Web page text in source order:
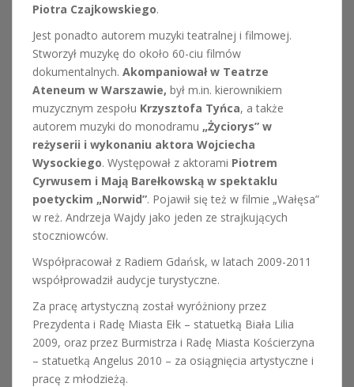
Piotra Czajkowskiego.
Jest ponadto autorem muzyki teatralnej i filmowej.
Stworzył muzykę do około 60-ciu filmów
dokumentalnych. Akompaniował w Teatrze
Ateneum w Warszawie, był m.in. kierownikiem
muzycznym zespołu Krzysztofa Tyńca, a także
autorem muzyki do monodramu „Życiorys” w
reżyserii i wykonaniu aktora Wojciecha
Wysockiego. Występował z aktorami Piotrem
Cyrwusem i Mają Barełkowską w spektaklu
poetyckim „Norwid”. Pojawił się też w filmie „Wałęsa”
w reż. Andrzeja Wajdy jako jeden ze strajkujących
stoczniowców.
Współpracował z Radiem Gdańsk, w latach 2009-2011
współprowadził audycje turystyczne.
Za pracę artystyczną został wyróżniony przez
Prezydenta i Radę Miasta Ełk – statuetką Biała Lilia
2009, oraz przez Burmistrza i Radę Miasta Kościerzyna
– statuetką Angelus 2010 – za osiągnięcia artystyczne i
pracę z młodzieżą.